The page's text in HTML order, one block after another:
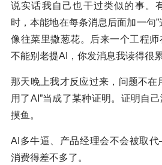
说实话我自己也干过类似的事。
时，本能地在每条消息后面加一句”
像往菜里撒葱花。后来一个工程
不能别老提AI，你发消息我读得很累
那天晚上我才反应过来，问题不在
用了AI”当成了某种证明。证明自
摸鱼。
AI多牛逼、产品经理会不会被取
消费得差不多了。